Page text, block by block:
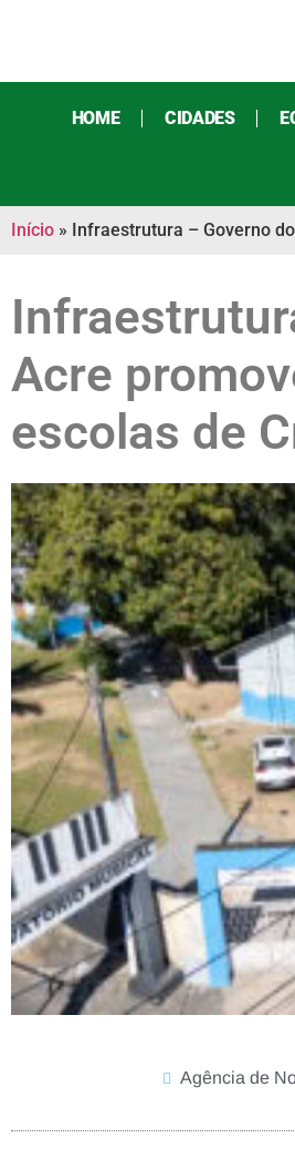
HOME CIDADES
Início » Infraestrutura – Governo
Acre
escolas de
Agência de